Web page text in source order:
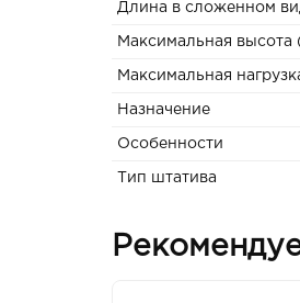
Длина в сложенном
Максимальная высота
Максимальная
Назначение
Особенности
Тип штатива